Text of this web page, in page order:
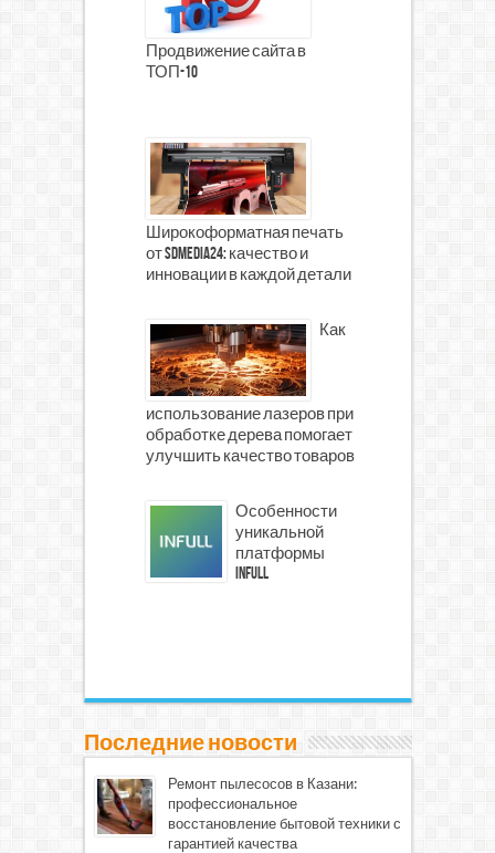
Продвижение сайта в
ТОП-10
Широкоформатная печать
от SDMedia24: качество и
инновации в каждой детали
Как
использование лазеров при
обработке дерева помогает
улучшить качество товаров
Особенности
уникальной
платформы
INFULL
Последние новости
Ремонт пылесосов в Казани:
профессиональное
восстановление бытовой техники с
гарантией качества